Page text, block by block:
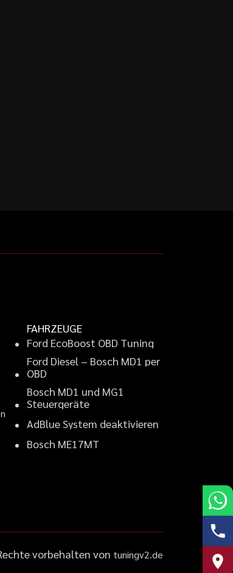
n
FAHRZEUGE
Ford EcoBoost OBD Tuning
Ford Diesel – Bosch MD1 per
OBD
Bosch MD1 und MG1
Steuergeräte
AdBlueSystem deaktivieren
Bosch ME17MT
vorbehalten von tuningv2.de